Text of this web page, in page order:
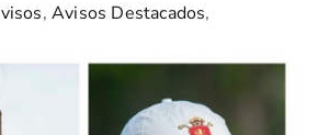
,Avisos Destacados,